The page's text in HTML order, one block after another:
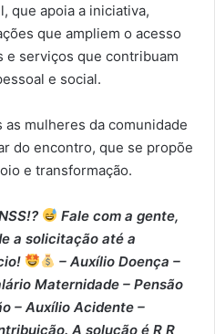
que apoia a iniciativa,
que ampliem o acesso
e serviços que contribuam
e social.
mulheres da comunidade
do encontro, que se propõe
e transformação.
Fale com a gente,
a solicitação até a
– Auxílio Doença –
Maternidade – ⁠Pensão
– ⁠Auxílio Acidente –
A solução é R R